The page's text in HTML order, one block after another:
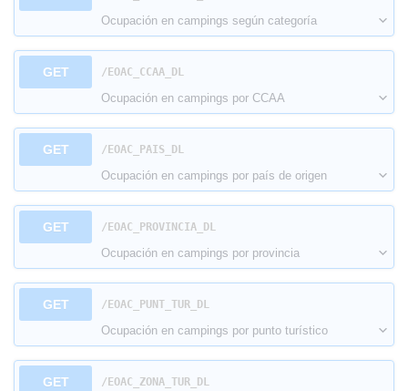
Ocupación en campings según categoría
GET ​/EOAC_CCAA_DL
Ocupación en campings por CCAA
GET ​/EOAC_PAIS_DL
Ocupación en campings por país de origen
GET ​/EOAC_PROVINCIA_DL
Ocupación en campings por provincia
GET ​/EOAC_PUNT_TUR_DL
Ocupación en campings por punto turístico
GET ​/EOAC_ZONA_TUR_DL